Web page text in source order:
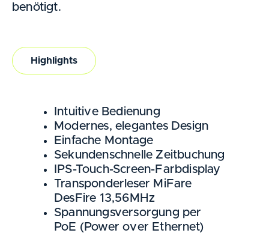
benötigt.
Highlights
Intuitive Bedienung
Modernes, elegantes Design
Einfache Montage
Sekundenschnelle Zeitbuchung
IPS-Touch-Screen-Farbdisplay
Transponderleser MiFare
DesFire 13,56MHz
Spannungsversorgung per
PoE (Power over Ethernet)